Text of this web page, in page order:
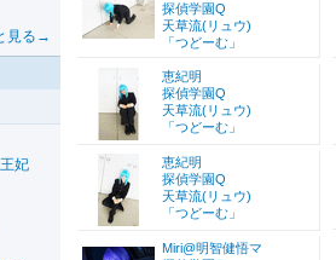
見る→
妃
探偵学園Q
天草流(リュウ)
「つどーむ」
恵紀明
探偵学園Q
天草流(リュウ)
「つどーむ」
恵紀明
探偵学園Q
天草流(リュウ)
「つどーむ」
Miri@明智健悟マ